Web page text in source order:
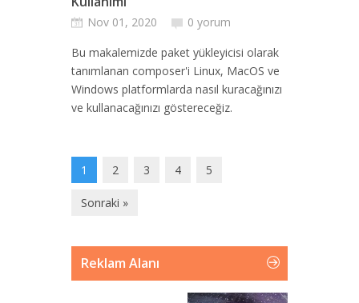
Nov 01, 2020
0 yorum
Bu makalemizde paket yükleyicisi olarak
tanımlanan composer'i Linux, MacOS ve
Windows platformlarda nasıl kuracağınızı
ve kullanacağınızı göstereceğiz.
1 2 3 4 5
Sonraki »
Reklam Alanı